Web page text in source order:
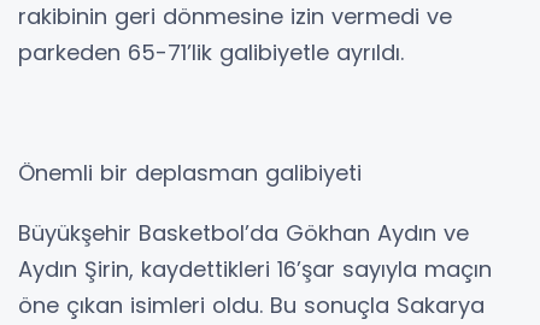
rakibinin geri dönmesine izin vermedi ve
parkeden 65-71’lik galibiyetle ayrıldı.
Önemli bir deplasman galibiyeti
Büyükşehir Basketbol’da Gökhan Aydın ve
Aydın Şirin, kaydettikleri 16’şar sayıyla maçın
öne çıkan isimleri oldu. Bu sonuçla Sakarya